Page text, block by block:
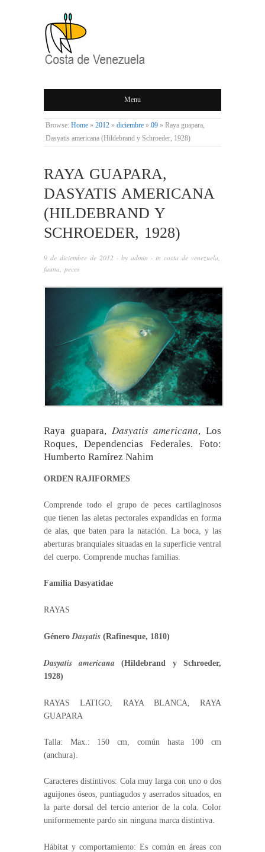
COSTA DE
VENEZUELA
Menu
Browse: Home » 2012 » diciembre » 09 » Raya guapara,
Dasyatis americana (Hildebrand y Schroeder, 1928)
RAYA GUAPARA,
DASYATIS AMERICANA
(HILDEBRAND Y
SCHROEDER, 1928)
9 de diciembre de 2012 · by admin · in costa de venezuela
fauna peces
Raya guapara, Dasyatis americana, Los
Roques, Dependencias Federales. Foto:
Humberto Ramírez Nahim
ORDEN RAJIFORMES
Comprende todo el grupo de peces cartilaginosos
que tienen las aletas pectorales expandidas en forma
de alas, que baten para la natación. La boca, y las
aberturas branquiales situadas en la superficie ventral
del cuerpo. Comprende muchas familias.
Familia Dasyatidae
RAYAS
GéneroDasyatis (Rafinesque, 1810)
Dasyatis americana (Hildebrand y Schroeder,
1928)
RAYAS LATIGO, RAYA BLANCA, RAYA
GUAPARA
Talla: Max.: 150 cm, común hasta 100 cm
(anchura).
Caracteres distintivos: Cola muy larga con uno o dos
aguijones óseos, puntiagudos y aserrados situados, en
la parte dorsal del tercio anterior de la cola. Color
uniformemente pardo sin ninguna marca distintiva.
Hábitat y comportamiento: Es común en áreas con